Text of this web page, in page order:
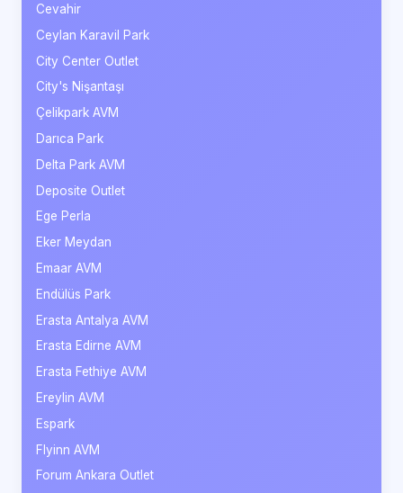
Cevahir
Ceylan Karavil Park
City Center Outlet
City's Nişantaşı
Çelikpark AVM
Darıca Park
Delta Park AVM
Deposite Outlet
Ege Perla
Eker Meydan
Emaar AVM
Endülüs Park
Erasta Antalya AVM
Erasta Edirne AVM
Erasta Fethiye AVM
Ereylin AVM
Espark
Flyinn AVM
Forum Ankara Outlet